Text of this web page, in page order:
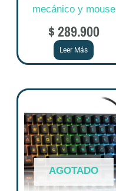
mecánico y mouse
$289.900
Leer Más
AGOTADO